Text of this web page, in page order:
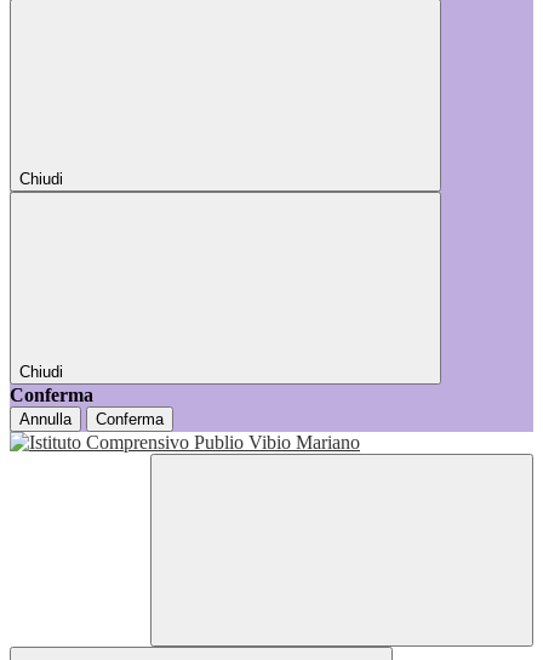
Chiudi
Chiudi
Conferma
Annulla Conferma